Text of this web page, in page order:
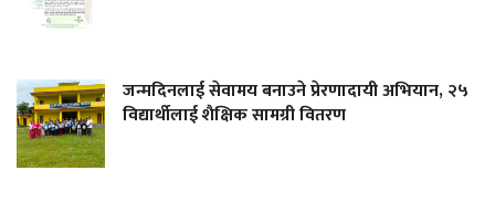
जन्मदिनलाई सेवामय बनाउने प्रेरणादायी अभियान, २५
विद्यार्थीलाई शैक्षिक सामग्री वितरण